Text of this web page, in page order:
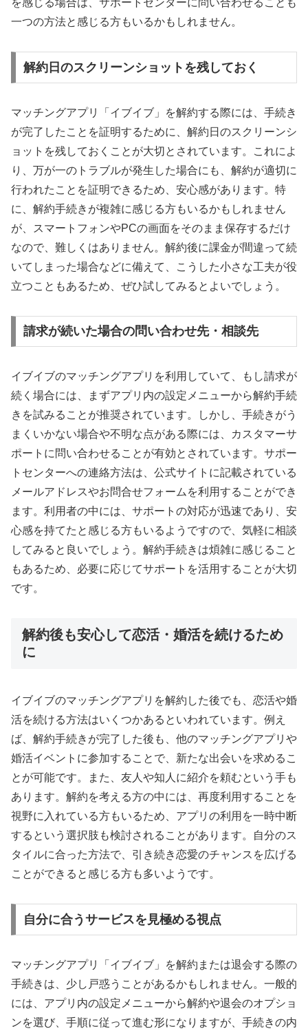
を感じる場合は、サポートセンターに問い合わせることも
一つの方法と感じる方もいるかもしれません。
解約日のスクリーンショットを残しておく
マッチングアプリ「イブイブ」を解約する際には、手続き
が完了したことを証明するために、解約日のスクリーンシ
ョットを残しておくことが大切とされています。これによ
り、万が一のトラブルが発生した場合にも、解約が適切に
行われたことを証明できるため、安心感があります。特
に、解約手続きが複雑に感じる方もいるかもしれません
が、スマートフォンやPCの画面をそのまま保存するだけ
なので、難しくはありません。解約後に課金が間違って続
いてしまった場合などに備えて、こうした小さな工夫が役
立つこともあるため、ぜひ試してみるとよいでしょう。
請求が続いた場合の問い合わせ先・相談先
イブイブのマッチングアプリを利用していて、もし請求が
続く場合には、まずアプリ内の設定メニューから解約手続
きを試みることが推奨されています。しかし、手続きがう
まくいかない場合や不明な点がある際には、カスタマーサ
ポートに問い合わせることが有効とされています。サポー
トセンターへの連絡方法は、公式サイトに記載されている
メールアドレスやお問合せフォームを利用することができ
ます。利用者の中には、サポートの対応が迅速であり、安
心感を持てたと感じる方もいるようですので、気軽に相談
してみると良いでしょう。解約手続きは煩雑に感じること
もあるため、必要に応じてサポートを活用することが大切
です。
解約後も安心して恋活・婚活を続けるため
に
イブイブのマッチングアプリを解約した後でも、恋活や婚
活を続ける方法はいくつかあるといわれています。例え
ば、解約手続きが完了した後も、他のマッチングアプリや
婚活イベントに参加することで、新たな出会いを求めるこ
とが可能です。また、友人や知人に紹介を頼むという手も
あります。解約を考える方の中には、再度利用することを
視野に入れている方もいるため、アプリの利用を一時中断
するという選択肢も検討されることがあります。自分のス
タイルに合った方法で、引き続き恋愛のチャンスを広げる
ことができると感じる方も多いようです。
自分に合うサービスを見極める視点
マッチングアプリ「イブイブ」を解約または退会する際の
手続きは、少し戸惑うことがあるかもしれません。一般的
には、アプリ内の設定メニューから解約や退会のオプショ
ンを選び、手順に従って進む形になりますが、手続きの内